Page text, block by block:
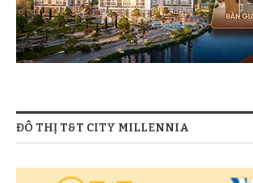
ĐÔ THỊ T&T CITY MILLENNIA